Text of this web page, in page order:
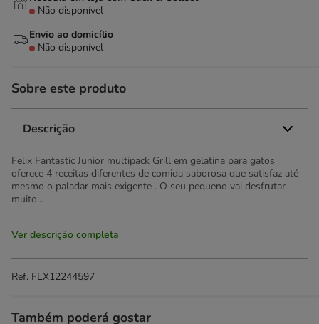
Não disponível
Envio ao domicílio
Não disponível
Sobre este produto
Descrição
Felix Fantastic Junior multipack Grill em gelatina para gatos
oferece 4 receitas diferentes de comida saborosa que satisfaz até
mesmo o paladar mais exigente . O seu pequeno vai desfrutar
muito...
Ver descrição completa
Ref. FLX12244597
Também poderá gostar